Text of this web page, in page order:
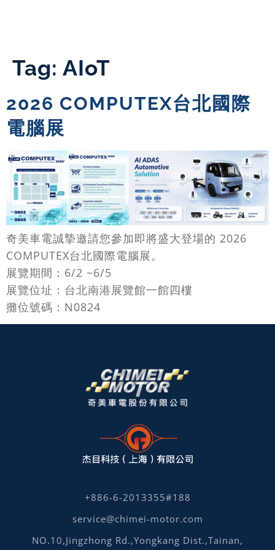
Tag: AIoT
2026 COMPUTEX台北國際
電腦展
奇美車電誠摯邀請您參加即將盛大登場的 2026
COMPUTEX台北國際電腦展。
展覽期間：6/2 ~6/5
展覽位址：台北南港展覽館一館四樓
攤位號碼：N0824
+886-6-2013355#188
service@chimei-motor.com
NO.10,Jingzhong Rd.,Yongkang Dist.,Tainan,